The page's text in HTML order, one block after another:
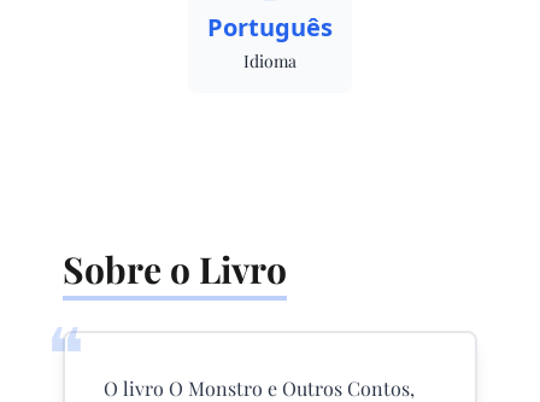
Português
Idioma
Sobre o Livro
❝
O livro O Monstro e Outros Contos,